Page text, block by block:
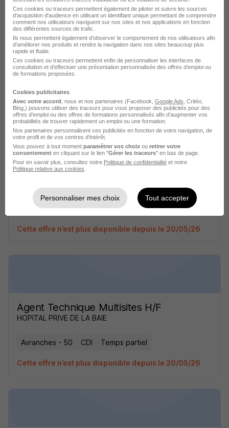
Agent Technique Multisites H/F
HOPITAL PRIVE DE LA BAIE
Avranches - 50
Cette offre n’est plus disponible depuis le 20/05/26
Agent Technique Multisites H/F
Avranches - 50 CDI Temps partiel
Cette offre n’est plus disponible depuis le 20/05/26
Agent Technique Multisites H/F
HOPITAL PRIVE DE LA BAIE
Avranches - 50 CDI Temps partiel
Cette offre n’est plus disponible depuis le 20/05/26
Ces cookies ou traceurs permettent également de piloter et suivre les sources
d'acquisition d'audience en utilisant un identifiant unique permettant de comprendre
comment nos utilisateurs naviguent sur nos sites et nos applications en fonction
des différentes sources de trafic.
Ils nous permettent également d’observer le comportement de nos utilisateurs afin
d'améliorer nos produits et rendre la navigation dans nos sites beaucoup plus
rapide et fluide.
Ces cookies ou traceurs permettent enfin de personnaliser les interfaces de
consultation et d'effectuer une présentation personnalisée des offres d'emploi ou
de formations proposées.
Cookies publicitaires
Avec votre accord , nous et nos partenaires (Facebook, Google Ads , Critéo,
Bing,) pouvons utiliser des traceurs pour vous proposer des publicités pour des
offres d’emploi ou des offres de formations personnalisés afin d’augmenter vos
probabilités de trouver rapidement un emploi ou une formation.
Nos partenaires personnalisent ces publicités en fonction de votre navigation, de
votre profil et de vos centres d’intérêt.
Vous pouvez à tout moment paramétrer vos choix ou retirer votre
consentement en cliquant sur le lien "Gérer les traceurs" en bas de page.
Pour en savoir plus, consultez notre Politique de confidentialité et notre
Politique relative aux cookies
Personnaliser mes choix Tout accepter